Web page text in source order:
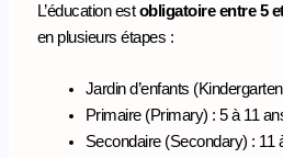
L’éducation estobligatoire entre 5
en plusieurs étapes :
Jardin d’enfants
Primaire (Primary) : 5 à 11
Secondaire (Secondary) : 11